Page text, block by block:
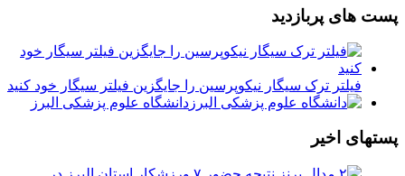
پست های پربازدید
فیلتر ترک سیگار نیکوپرسین را جایگزین فیلتر سیگار خود کنید
دانشگاه علوم پزشکی البرز
پستهای اخیر